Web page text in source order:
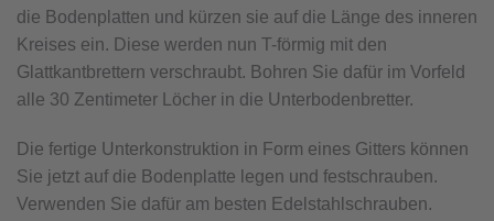
die Bodenplatten und kürzen sie auf die Länge des inneren
Kreises ein. Diese werden nun T-förmig mit den
Glattkantbrettern verschraubt. Bohren Sie dafür im Vorfeld
alle 30 Zentimeter Löcher in die Unterbodenbretter.
Die fertige Unterkonstruktion in Form eines Gitters können
Sie jetzt auf die Bodenplatte legen und festschrauben.
Verwenden Sie dafür am besten Edelstahlschrauben.